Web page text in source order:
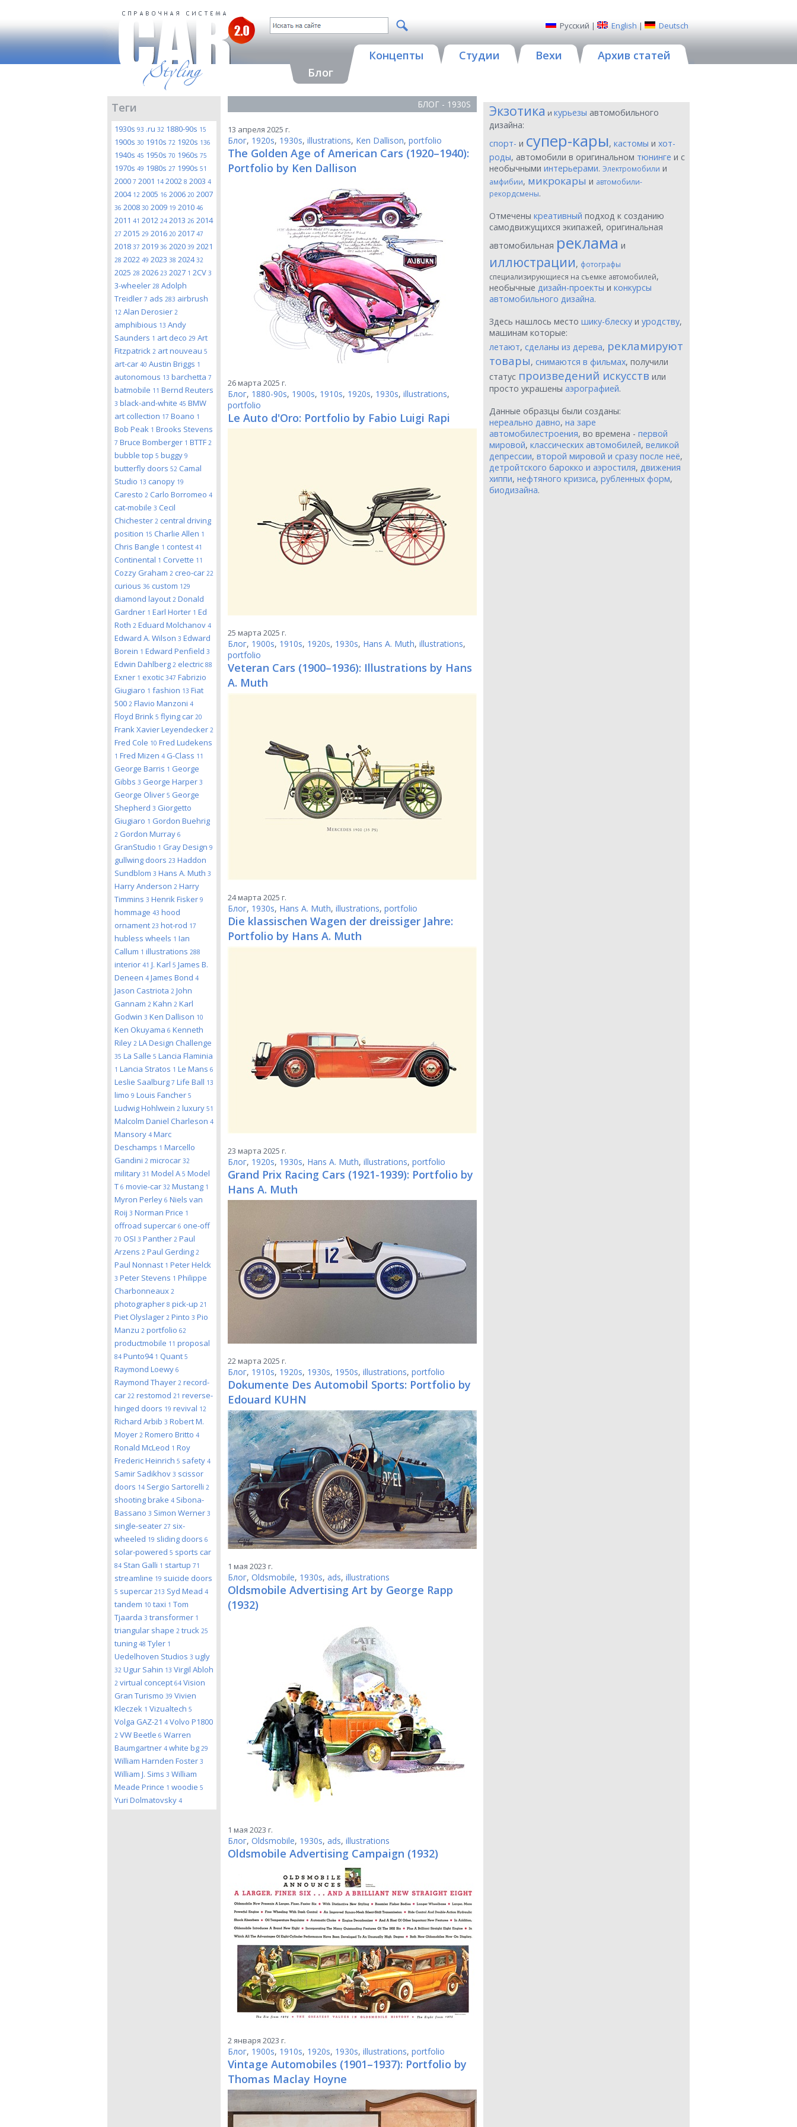
Русский | English | Deutsch
Блог
Концепты Студии Вехи Архив статей
Теги
1930s 93 .ru 32 1880-90s 15
1900s 30 1910s 72 1920s 136
1940s 45 1950s 70 1960s 75
1970s 49 1980s 27 1990s 51
2000 7 2001 14 2002 8 2003 4
2004 12 2005 16 2006 20 2007
36 2008 30 2009 19 2010 46
2011 41 2012 24 2013 26 2014
27 2015 29 2016 20 2017 47
2018 37 2019 36 2020 39 2021
28 2022 49 2023 38 202432
2025 28 2026 23 2027 1 2CV 3
3-wheeler 28 Adolph
Treidler 7 ads 283 airbrush
12 Alan Derosier 2
amphibious 13 Andy
Saunders 1 art deco 29 Art
Fitzpatrick 2 art nouveau 5
art-car 40 Austin Briggs 1
autonomous 13 barchetta 7
batmobile 11 Bernd Reuters
3 black-and-white 45 BMW
art collection 17 Boano 1
Bob Peak 1 Brooks Stevens
7 Bruce Bomberger 1 BTTF 2
bubble top 5 buggy 9
butterfly doors 52 Camal
Studio 13 canopy 19
Caresto 2 Carlo Borromeo 4
cat-mobile 3 Cecil
Chichester 2 central driving
position 15 Charlie Allen 1
Chris Bangle 1 contest 41
Continental 1 Corvette 11
Cozzy Graham 2 creo-car 22
curious 36 custom 129
diamond layout 2 Donald
Gardner 1 Earl Horter 1 Ed
Roth 2 Eduard Molchanov 4
Edward A. Wilson 3 Edward
Borein 1 Edward Penfield 3
Edwin Dahlberg 2 electric 88
Exner 1 exotic 347 Fabrizio
Giugiaro 1 fashion 13 Fiat
500 2 Flavio Manzoni 4
Floyd Brink 5 flying car 20
Frank Xavier Leyendecker 2
Fred Cole 10 Fred Ludekens
1 Fred Mizen 4 G-Class 11
George Barris 1 George
Gibbs 3 George Harper 3
George Oliver 5 George
Shepherd 3 Giorgetto
Giugiaro 1 Gordon Buehrig
2 Gordon Murray 6
GranStudio 1 Gray Design 9
gullwing doors 23 Haddon
Sundblom 3 Hans A. Muth 3
Harry Anderson 2 Harry
Timmins 3 Henrik Fisker 9
hommage 43 hood
ornament 23 hot-rod 17
hubless wheels 1 Ian
Callum 1 illustrations 288
interior 41 J. Karl 5 James B.
Deneen 4 James Bond 4
Jason Castriota 2 John
Gannam 2 Kahn 2 Karl
Godwin 3 Ken Dallison 10
Ken Okuyama 6 Kenneth
Riley 2 LA Design Challenge
35 La Salle 5 Lancia Flaminia
1 Lancia Stratos 1 Le Mans 6
Leslie Saalburg 7 Life Ball 13
limo 9 Louis Fancher 5
Ludwig Hohlwein 2 luxury 51
Malcolm Daniel Charleson 4
Mansory 4 Marc
Deschamps 1 Marcello
Gandini 2 microcar 32
military 31 Model A 5 Model
T 6 movie-car 32 Mustang 1
Myron Perley 6 Niels van
Roij 3 Norman Price 1
offroad supercar 6 one-off
70 OSI 3 Panther 2 Paul
Arzens 2 Paul Gerding 2
Paul Nonnast 1 Peter Helck
3 Peter Stevens 1 Philippe
Charbonneaux 2
photographer 8 pick-up 21
Piet Olyslager 2 Pinto 3 Pio
Manzu 2 portfolio 62
productmobile 11 proposal
84 Punto94 1 Quant 5
Raymond Loewy 6
Raymond Thayer 2 record-
car 22 restomod 21 reverse-
hinged doors 19 revival 12
Richard Arbib 3 Robert M.
Moyer 2 Romero Britto 4
Ronald McLeod 1 Roy
Frederic Heinrich 5 safety 4
Samir Sadikhov 3 scissor
doors 14 Sergio Sartorelli 2
shooting brake 4 Sibona-
Bassano 3 Simon Werner 3
single-seater 27 six-
wheeled 19 sliding doors 6
solar-powered 5 sports car
84 Stan Galli 1 startup 71
streamline 19 suicide doors
5 supercar 213 Syd Mead 4
tandem 10 taxi 1 Tom
Tjaarda 3 transformer 1
triangular shape 2 truck 25
tuning 48 Tyler 1
Uedelhoven Studios 3 ugly
32 Ugur Sahin 13 Virgil Abloh
2 virtual concept 64 Vision
Gran Turismo 39 Vivien
Kleczek 1 Vizualtech 5
Volga GAZ-21 4 Volvo P1800
2 VW Beetle 6 Warren
Baumgartner 4 white bg 29
William Harnden Foster 3
William J. Sims 3 William
Meade Prince 1 woodie 5
Yuri Dolmatovsky 4
БЛОГ - 1930S
13 апреля 2025 г.
Блог, 1920s, 1930s, illustrations, Ken Dallison, portfolio
The Golden Age of American Cars (1920–1940):
Portfolio by Ken Dallison
26 марта 2025 г.
Блог, 1880-90s, 1900s, 1910s, 1920s, 1930s, illustrations,
portfolio
Le Auto d'Oro: Portfolio by Fabio Luigi Rapi
25 марта 2025 г.
Блог, 1900s, 1910s, 1920s, 1930s, Hans A. Muth, illustrations,
portfolio
Veteran Cars (1900–1936): Illustrations by Hans
A. Muth
24 марта 2025 г.
Блог, 1930s, Hans A. Muth, illustrations, portfolio
Die klassischen Wagen der dreissiger Jahre:
Portfolio by Hans A. Muth
23 марта 2025 г.
Блог, 1920s, 1930s, Hans A. Muth, illustrations, portfolio
Grand Prix Racing Cars (1921-1939): Portfolio by
Hans A. Muth
22 марта 2025 г.
Блог, 1910s, 1920s, 1930s, 1950s, illustrations, portfolio
Dokumente Des Automobil Sports: Portfolio by
Edouard KUHN
1 мая 2023 г.
Блог, Oldsmobile, 1930s, ads, illustrations
Oldsmobile Advertising Art by George Rapp
(1932)
1 мая 2023 г.
Блог, Oldsmobile, 1930s, ads, illustrations
Oldsmobile Advertising Campaign (1932)
2 января 2023 г.
Блог, 1900s, 1910s, 1920s, 1930s, illustrations, portfolio
Vintage Automobiles (1901–1937): Portfolio by
Thomas Maclay Hoyne
Экзотика и курьезы автомобильного
дизайна:
спорт- и супер-кары, кастомы и хот-
роды, автомобили в оригинальном тюнинге и с
необычными интерьерами. Электромобили и
амфибии, микрокары и автомобили-
рекордсмены.
Отмечены креативный подход к созданию
самодвижущихся экипажей, оригинальная
автомобильная реклама и
иллюстрации, фотографы
специализирующиеся на съемке автомобилей,
необычные дизайн-проекты и конкурсы
автомобильного дизайна.
Здесь нашлось место шику-блеску и уродству,
машинам которые:
летают, сделаны из дерева, рекламируют
товары, снимаются в фильмах, получили
статус произведений искусств или
просто украшены аэрографией.
Данные образцы были созданы:
нереально давно, на заре
автомобилестроения, во времена - первой
мировой, классических автомобилей, великой
депрессии, второй мировой и сразу после неё,
детройтского барокко и аэростиля, движения
хиппи, нефтяного кризиса, рубленных форм,
биодизайна.